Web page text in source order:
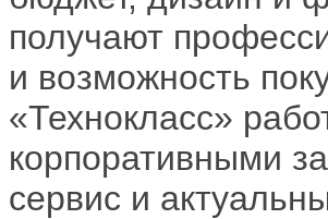
получают
и возможность
«Технокласс»
корпоративными
сервис и